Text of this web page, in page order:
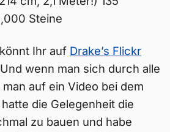
Steine
Ihr auf Drake’s Flickr
wenn man sich durch alle
auf ein Video bei dem
die Gelegenheit die
zu bauen und habe